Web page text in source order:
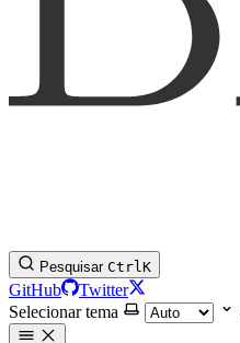
Pesquisar CtrlK
GitHub
Twitter
Selecionar tema